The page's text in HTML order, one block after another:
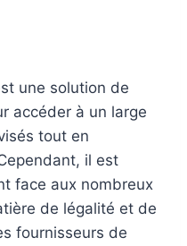
une solution de
accéder à un large
tout en
il est
face aux nombreux
de légalité et de
fournisseurs de